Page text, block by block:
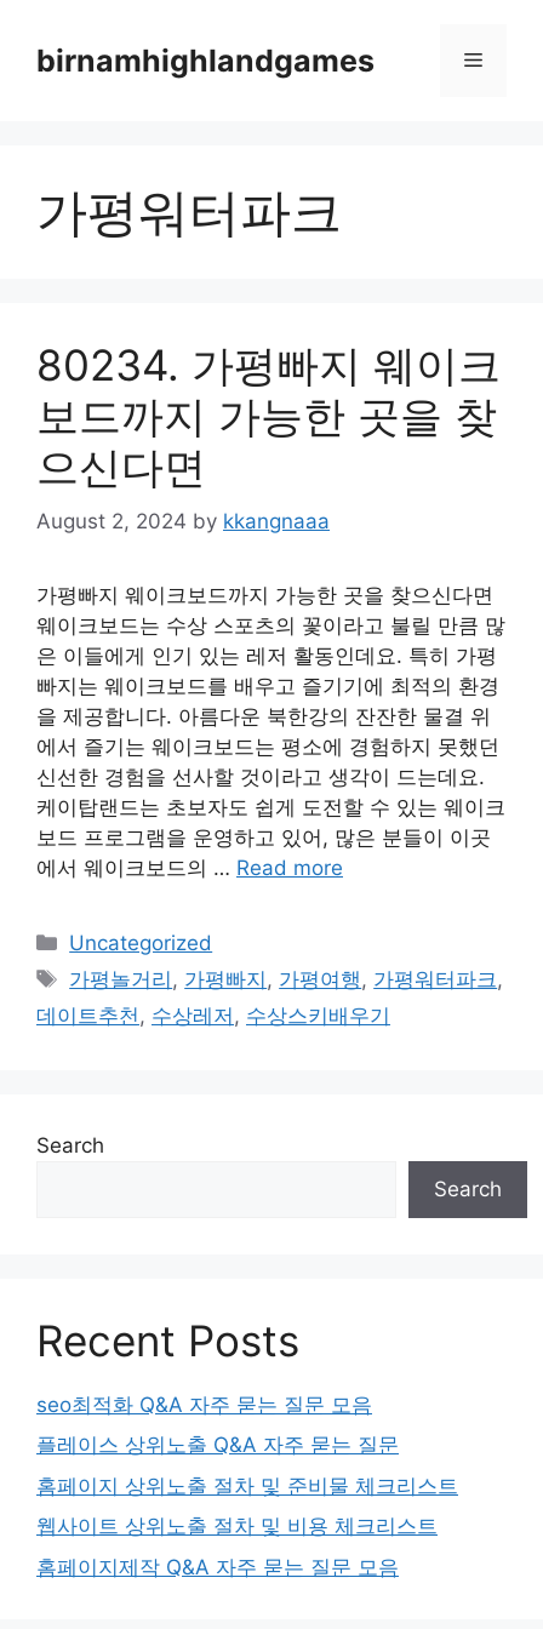
contentbirnamhighlandgames Menu
가평워터파크
80234. 가평빠지 웨이크
보드까지 가능한 곳을 찾
으신다면
August 2, 2024 by kkangnaaa
가평빠지 웨이크보드까지 가능한 곳을 찾으신다면
웨이크보드는 수상 스포츠의 꽃이라고 불릴 만큼 많
은 이들에게 인기 있는 레저 활동인데요. 특히 가평
빠지는 웨이크보드를 배우고 즐기기에 최적의 환경
을 제공합니다. 아름다운 북한강의 잔잔한 물결 위
에서 즐기는 웨이크보드는 평소에 경험하지 못했던
신선한 경험을 선사할 것이라고 생각이 드는데요.
케이탑랜드는 초보자도 쉽게 도전할 수 있는 웨이크
보드 프로그램을 운영하고 있어, 많은 분들이 이곳
에서 웨이크보드의 … Read more
Categories
Uncategorized
Tags
가평놀거리 , 가평빠지 , 가평여행 , 가평워터파크 ,
데이트추천 , 수상레저 , 수상스키배우기
Search
Search
Recent Posts
seo최적화 Q&A 자주 묻는 질문 모음
플레이스 상위노출 Q&A 자주 묻는 질문
홈페이지 상위노출 절차 및 준비물 체크리스트
웹사이트 상위노출 절차 및 비용 체크리스트
홈페이지제작 Q&A 자주 묻는 질문 모음